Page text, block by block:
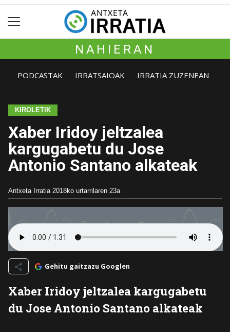
NAHIERAN
PODCASTAK IRRATSAIOAK IRRATIA ZUZENEAN
KIROLETIK
Xaber Iridoy jeltzalea
kargugabetu du Jose
Antonio Santano alkateak
Antxeta Irratia 2018ko urtarrilaren 23a
Gehitu gaitzazu Googlen
Xaber Iridoy jeltzalea kargugabetu
du Jose Antonio Santano alkateak